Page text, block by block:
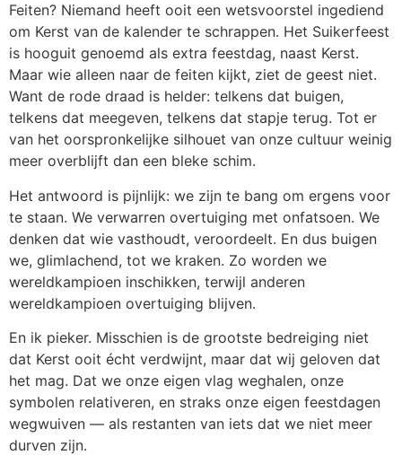
Feiten? Niemand heeft ooit een wetsvoorstel ingediend
om Kerst van de kalender te schrappen. Het Suikerfeest
is hooguit genoemd als extra feestdag, naast Kerst.
Maar wie alleen naar de feiten kijkt, ziet de geest niet.
Want de rode draad is helder: telkens dat buigen,
telkens dat meegeven, telkens dat stapje terug. Tot er
van het oorspronkelijke silhouet van onze cultuur weinig
meer overblijft dan een bleke schim.
Het antwoord is pijnlijk: we zijn te bang om ergens voor
te staan. We verwarren overtuiging met onfatsoen. We
denken dat wie vasthoudt, veroordeelt. En dus buigen
we, glimlachend, tot we kraken. Zo worden we
wereldkampioen inschikken, terwijl anderen
wereldkampioen overtuiging blijven.
En ik pieker. Misschien is de grootste bedreiging niet
dat Kerst ooit écht verdwijnt, maar dat wij geloven dat
het mag. Dat we onze eigen vlag weghalen, onze
symbolen relativeren, en straks onze eigen feestdagen
wegwuiven — als restanten van iets dat we niet meer
durven zijn.